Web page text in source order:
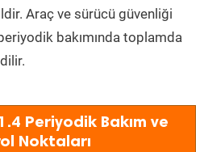
Araç ve sürücü güvenliği
bakımında toplamda
Periyodik Bakım ve
Noktaları